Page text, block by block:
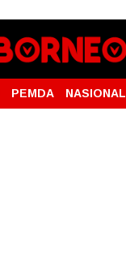
PEMDA NASIONAL